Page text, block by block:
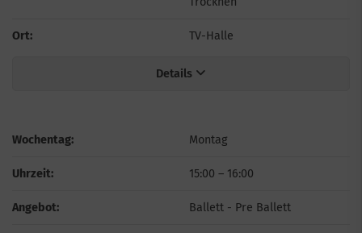
Ort: TV-Halle
Details
Wochentag: Montag
Uhrzeit: 15:00 – 16:00
Angebot: Ballett - Pre Ballett